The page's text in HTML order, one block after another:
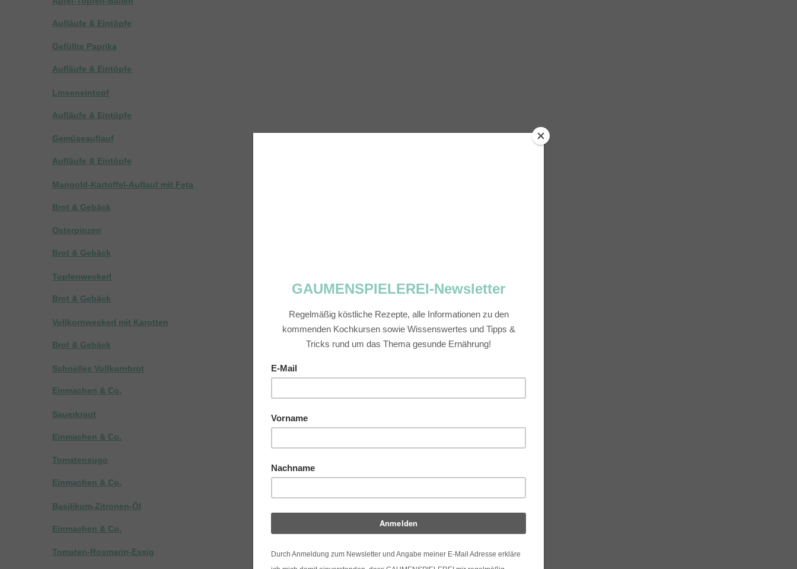
Aufläufe & Eintöpfe
Gefüllte Paprika
Aufläufe & Eintöpfe
Linseneintopf
Aufläufe & Eintöpfe
Gemüseauflauf
Aufläufe & Eintöpfe
Mangold-Kartoffel-Auflauf mit Feta
Brot & Gebäck
Osterpinzen
Brot & Gebäck
Topfenweckerl
Brot & Gebäck
Vollkornweckerl mit Karotten
Brot & Gebäck
Schnelles Vollkornbrot
Einmachen & Co.
Sauerkraut
Einmachen & Co.
Tomatensugo
Einmachen & Co.
Basilikum-Zitronen-Öl
Einmachen & Co.
Tomaten-Rosmarin-Essig